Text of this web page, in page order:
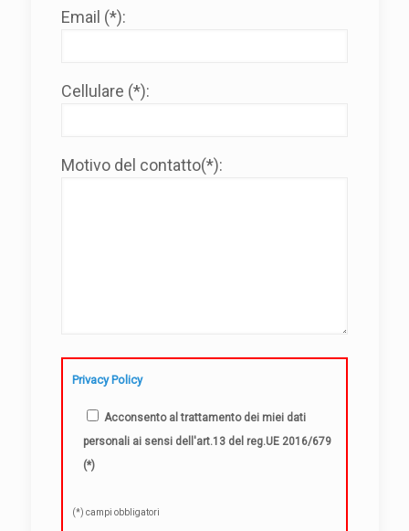
Email (*):
Cellulare (*):
Motivo del contatto(*):
Privacy Policy
Acconsento al trattamento dei miei dati
personali ai sensi dell'art.13 del reg.UE 2016/679
(*)
(*) campi obbligatori